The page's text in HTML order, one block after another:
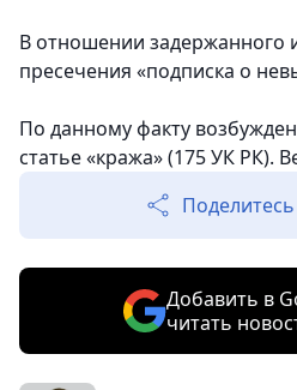
В отношении задержанного
пресечения «подписка о
По данному факту
статье «кража» (175 УК РК).
Добавить в
читать